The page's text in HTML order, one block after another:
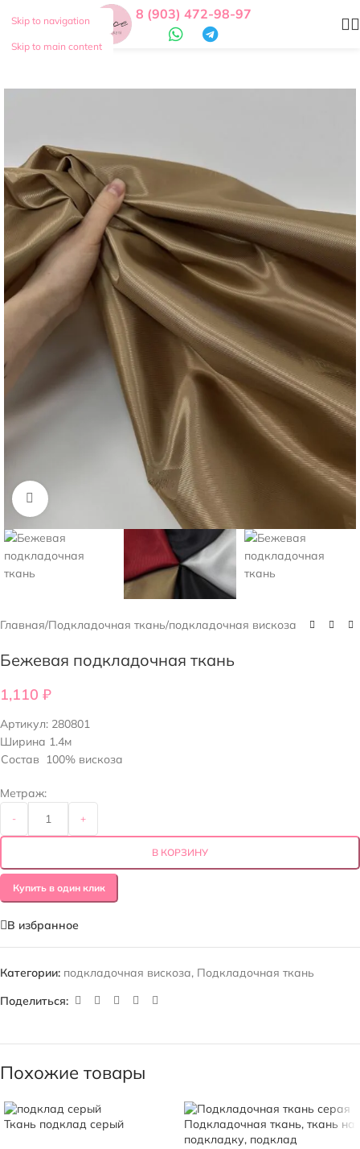
Skip to navigation
Skip to main content
8 (903) 472-98-97
Нажмите, чтобы увеличить
Главная/Подкладочная ткань/подкладочная вискоза
Бежевая подкладочная ткань
1,110 ₽
Артикул: 280801
Ширина 1.4м
Состав 100% вискоза
Метраж:
- +
В КОРЗИНУ
Купить в один клик
В избранное
Категории: подкладочная вискоза, Подкладочная ткань
Поделиться:
Похожие товары
Ткань подклад серый
Подкладочная ткань, ткань на
подкладку, подклад